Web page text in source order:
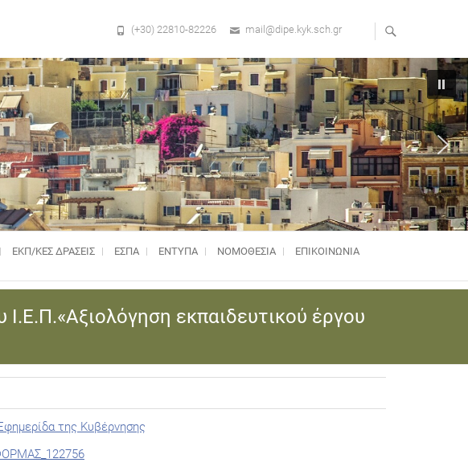
(+30) 22810-82226 mail@dipe.kyk.sch.gr
ΕΚΠ/ΚΕΣ ΔΡΑΣΕΙΣ ΕΣΠΑ ΕΝΤΥΠΑ ΝΟΜΟΘΕΣΊΑ ΕΠΙΚΟΙΝΩΝΙΑ
εκπαιδευτικού έργου
της Κυβέρνησης